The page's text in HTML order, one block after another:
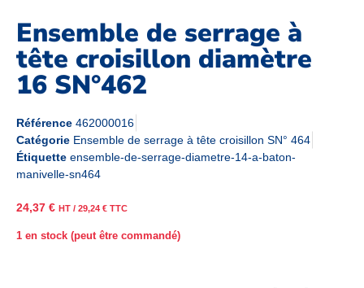
Ensemble de serrage à
tête croisillon diamètre
16 SN°462
Référence 462000016
Catégorie Ensemble de serrage à tête croisillon SN° 464
Étiquette ensemble-de-serrage-diametre-14-a-baton-
manivelle-sn464
24,37 € HT / 29,24 € TTC
1 en stock (peut être commandé)